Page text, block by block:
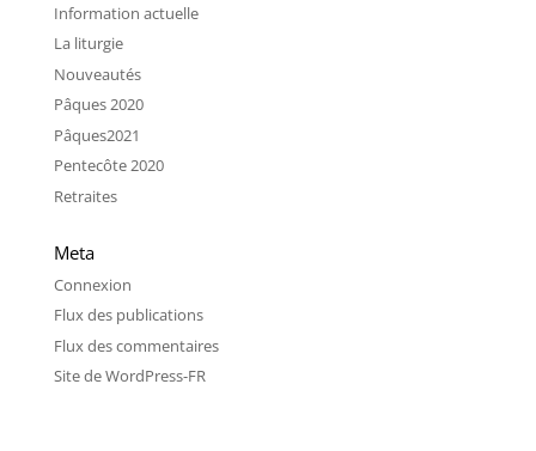
Information actuelle
La liturgie
Nouveautés
Pâques 2020
Pâques2021
Pentecôte 2020
Retraites
Meta
Connexion
Flux des publications
Flux des commentaires
Site de WordPress-FR